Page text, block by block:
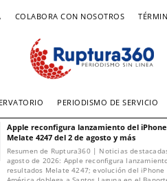
COLABORA CON NOSOTROS
PERIODISMO DE SERVICIO
Apple reconfigura lanzamiento del
Melate 4247 del 2 de agosto y más
Resumen de Ruptura360 | Noticias
agosto de 2026: Apple reconfigura
resultados Melate 4247; evolución del iPhone